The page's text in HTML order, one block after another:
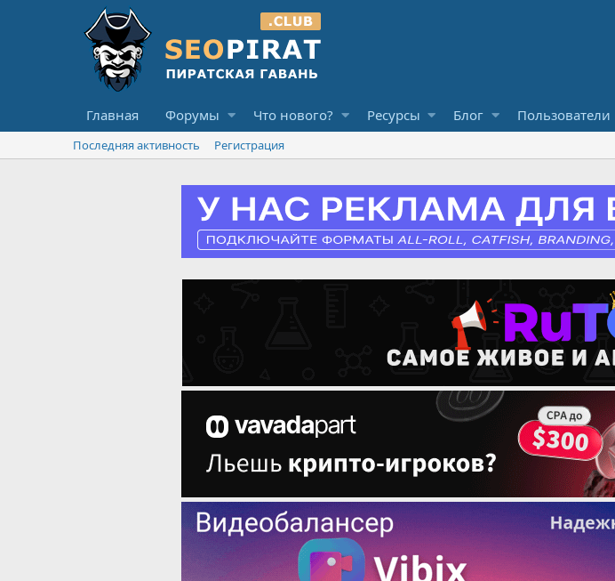
Главная Форумы Что нового? Ресурсы Блог Пользователи
Последняя активность Регистрация